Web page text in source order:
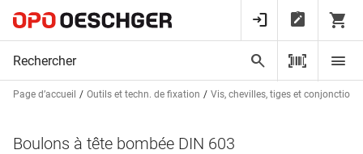
Page d’accueil Outils et techn. de fixation Vis, chevilles, tiges et conjonctions
Boulons à tête bombée DIN 603